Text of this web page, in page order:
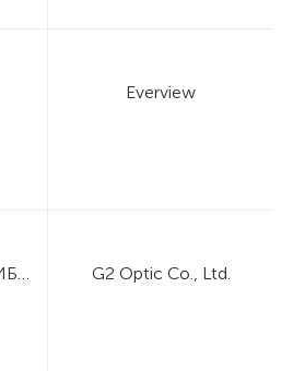
Everview
НПО СПЕЦМЕДПРИБОР G2 Optic Co., Ltd.